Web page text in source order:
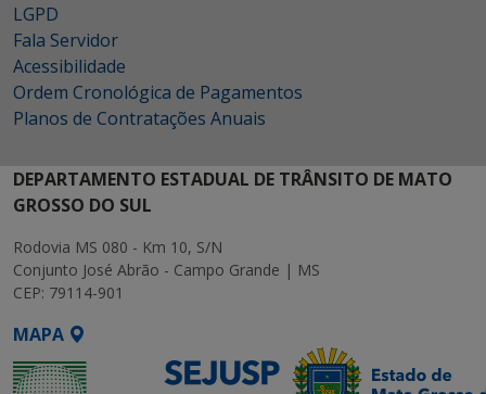
LGPD
Fala Servidor
Acessibilidade
Ordem Cronológica de Pagamentos
Planos de Contratações Anuais
DEPARTAMENTO ESTADUAL DE TRÂNSITO DE MATO
GROSSO DO SUL
Rodovia MS 080 - Km 10, S/N
Conjunto José Abrão - Campo Grande | MS
CEP: 79114-901
MAPA